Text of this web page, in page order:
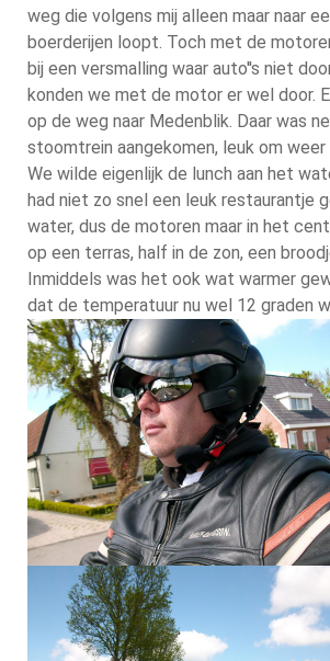
weg die volgens mij alleen maar naar
boerderijen loopt. Toch met de
bij een versmalling waar auto''s niet
konden we met de motor er wel door.
op de weg naar Medenblik. Daar was
stoomtrein aangekomen, leuk om weer
We wilde eigenlijk de lunch aan het
had niet zo snel een leuk restaurantje
water, dus de motoren maar in het
op een terras, half in de zon, een
Inmiddels was het ook wat warmer
dat de temperatuur nu wel 12 graden